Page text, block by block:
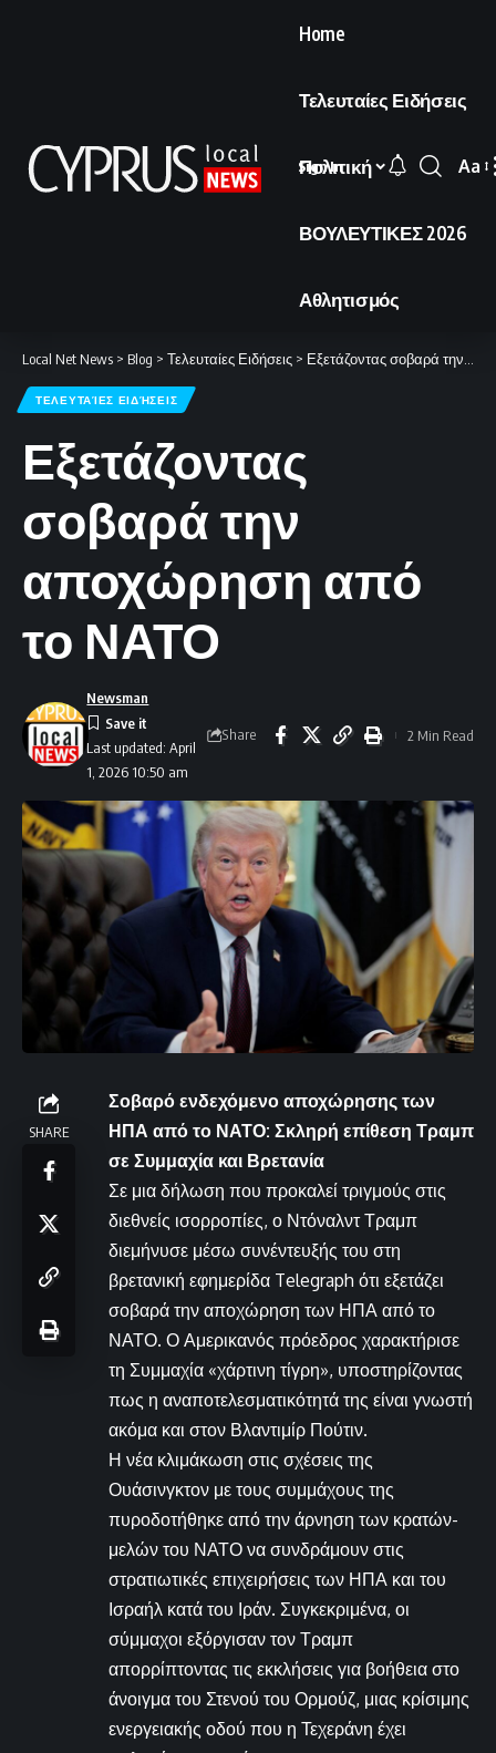
Home
Τελευταίες Ειδήσεις
Πολιτική
ΒΟΥΛΕΥΤΙΚΕΣ 2026
Αθλητισμός
Sign In
Font
Aa
Local Net News > Blog > Τελευταίες Ειδήσεις > Εξετάζοντας σοβαρά την αποχώρηση από το ΝΑΤΟ
ΤΕΛΕΥΤΑΊΕΣ ΕΙΔΉΣΕΙΣ
Εξετάζοντας
σοβαρά την
αποχώρηση από
το ΝΑΤΟ
Last updated: April
1, 2026 10:50 am
Newsman
Share 2 Min Read
SHARE
Σοβαρό ενδεχόμενο αποχώρησης των
ΗΠΑ από το ΝΑΤΟ: Σκληρή επίθεση Τραμπ
σε Συμμαχία και Βρετανία
Σε μια δήλωση που προκαλεί τριγμούς στις
διεθνείς ισορροπίες, ο Ντόναλντ Τραμπ
διεμήνυσε μέσω συνέντευξής του στη
βρετανική εφημερίδα Telegraph ότι εξετάζει
σοβαρά την αποχώρηση των ΗΠΑ από το
ΝΑΤΟ. Ο Αμερικανός πρόεδρος χαρακτήρισε
τη Συμμαχία «χάρτινη τίγρη», υποστηρίζοντας
πως η αναποτελεσματικότητά της είναι γνωστή
ακόμα και στον Βλαντιμίρ Πούτιν.
Η νέα κλιμάκωση στις σχέσεις της
Ουάσινγκτον με τους συμμάχους της
πυροδοτήθηκε από την άρνηση των κρατών-
μελών του ΝΑΤΟ να συνδράμουν στις
στρατιωτικές επιχειρήσεις των ΗΠΑ και του
Ισραήλ κατά του Ιράν. Συγκεκριμένα, οι
σύμμαχοι εξόργισαν τον Τραμπ
απορρίπτοντας τις εκκλήσεις για βοήθεια στο
άνοιγμα του Στενού του Ορμούζ, μιας κρίσιμης
ενεργειακής οδού που η Τεχεράνη έχει